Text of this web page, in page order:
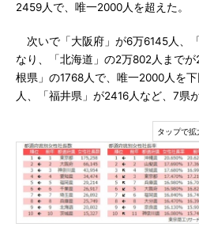
2459人で、唯一2000人を超えた。
次いで「大阪府」が6万6145人、
なり、「北海道」の2万802人まで
根県」の1768人で、唯一2000人を
人、「福井県」が2416人など、7県